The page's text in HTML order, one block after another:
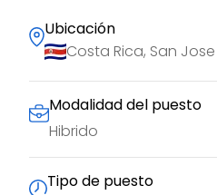
Ubicación
Costa Rica, San Jose
Modalidad del puesto
Hibrido
Tipo de puesto